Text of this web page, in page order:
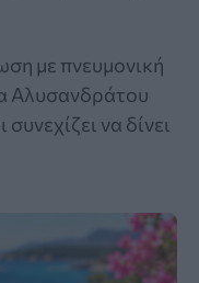
με πνευμονική
Αλυσανδράτου
να δίνει